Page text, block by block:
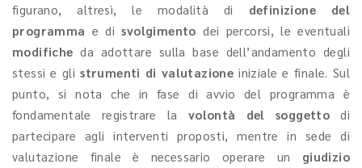
figurano, altresì, le modalità di definizione del
programma e disvolgimento dei percorsi, le eventuali
modifiche da adottare sulla base dell’andamento degli
stessi e glistrumenti di valutazione iniziale e finale. Sul
punto, si nota che in fase di avvio del programma è
fondamentale registrare la volontà del soggetto di
partecipare agli interventi proposti, mentre in sede di
valutazione finale è necessario operare un giudizio